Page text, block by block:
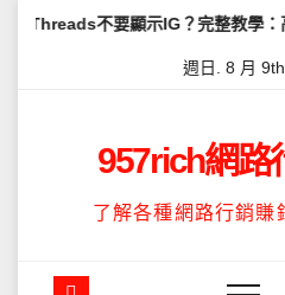
Skip示IG？完整教學：高效管理你的線
週日. 8 月
957rich網路
了解各種網路行銷賺